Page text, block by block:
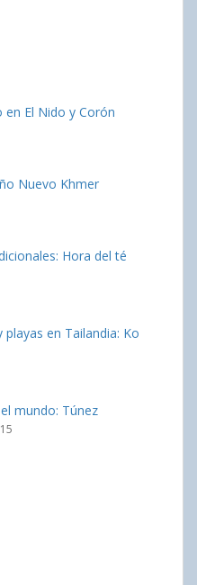
en El Nido y Corón
Nuevo Khmer
Hora del té
en Tailandia: Ko
mundo: Túnez